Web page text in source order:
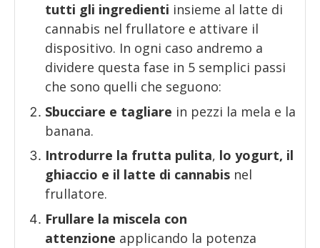
tutti gli ingredienti insieme al latte di
cannabis nel frullatore e attivare il
dispositivo. In ogni caso andremo a
dividere questa fase in 5 semplici passi
che sono quelli che seguono:
Sbucciare e tagliare in pezzi la mela e la
banana.
Introdurre la frutta pulita, lo yogurt, il
ghiaccio e il latte di cannabis nel
frullatore.
Frullare la miscela con
attenzione applicando la potenza